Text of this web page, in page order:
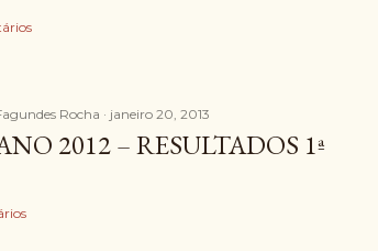
Rocha janeiro 20, 2013
2012 – RESULTADOS 1ª